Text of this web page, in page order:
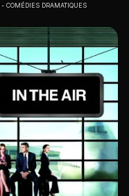
COMÉDIES DRAMATIQUES